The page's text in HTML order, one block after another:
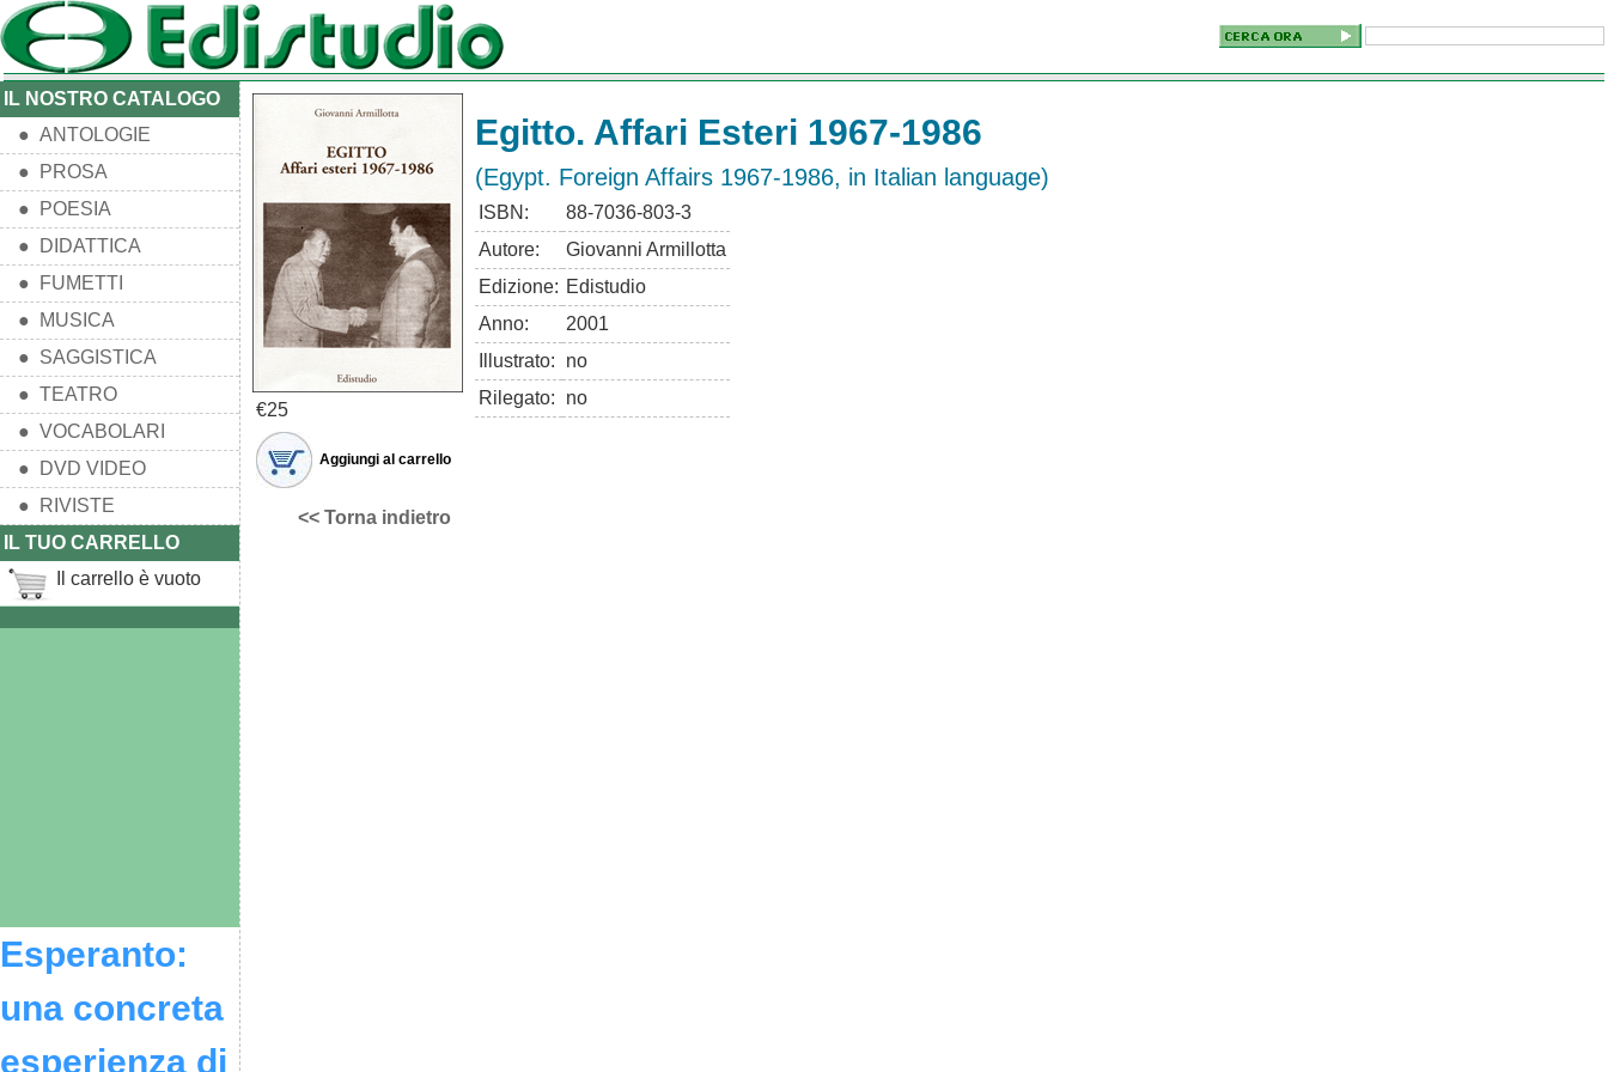
IL NOSTRO CATALOGO
● ANTOLOGIE
● PROSA
● POESIA
● DIDATTICA
● FUMETTI
● MUSICA
● SAGGISTICA
● TEATRO
● VOCABOLARI
● DVD VIDEO
● RIVISTE
IL TUO CARRELLO
Il carrello è vuoto
Esperanto:
una concreta
esperienza di
€25
Aggiungi al carrello
<< Torna indietro
Egitto. Affari Esteri 1967-1986
(Egypt. Foreign Affairs 1967-1986, in Italian language)
ISBN:
88-7036-803-3
Autore:
Giovanni Armillotta
Edizione: Edistudio
Anno:
2001
Illustrato:
no
Rilegato:
no